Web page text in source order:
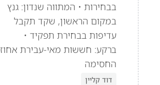
בבחירות • המתווה שנדון: גנץ
במקום הראשון, שקד תקבל
עדיפות בבחירת תפקיד •
ברקע: חששות מאי-עבירת אחוז
החסימה
דוד קליין